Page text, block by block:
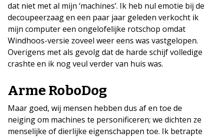
dat niet met al mijn ‘machines’. Ik heb nul emotie bij de
decoupeerzaag en een paar jaar geleden verkocht ik
mijn computer een ongelofelijke rotschop omdat
Windhoos-versie zoveel weer eens was vastgelopen.
Overigens met als gevolg dat de harde schijf volledige
crashte en ik nog veul verder van huis was.
Arme RoboDog
Maar goed, wij mensen hebben dus af en toe de
neiging om machines te personificeren; we dichten ze
menselijke of dierlijke eigenschappen toe. Ik betrapte